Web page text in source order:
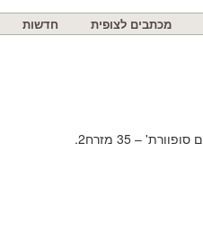
מכתבים לצופית חדשות